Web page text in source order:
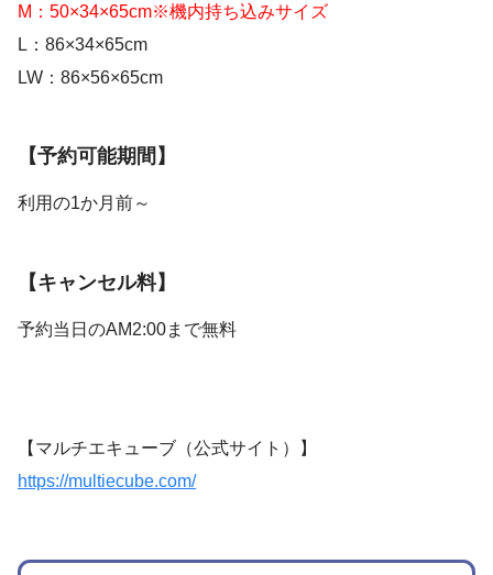
M：50×34×65cm※機内持ち込みサイズ
L：86×34×65cm
LW：86×56×65cm
【予約可能期間】
利用の1か月前～
【キャンセル料】
予約当日のAM2:00まで無料
【マルチエキューブ（公式サイト）】
https://multiecube.com/